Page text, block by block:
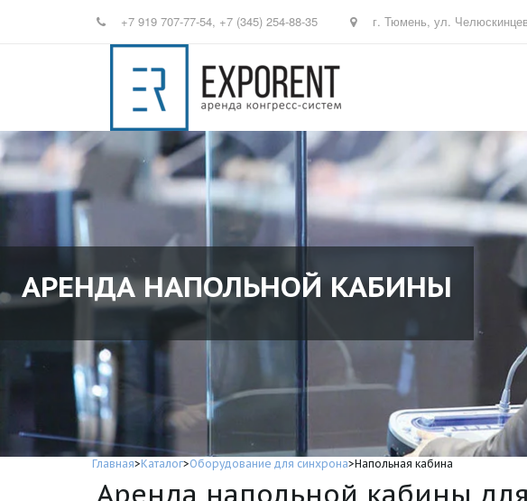
+7 919 707-77-54, +7 (345) 254-88-35 г. Тюмень, ул.
АРЕНДА НАПОЛЬНОЙ КАБИНЫ
Главная>Каталог>Оборудование для синхрона>Напольная кабина
Аренда напольной кабины